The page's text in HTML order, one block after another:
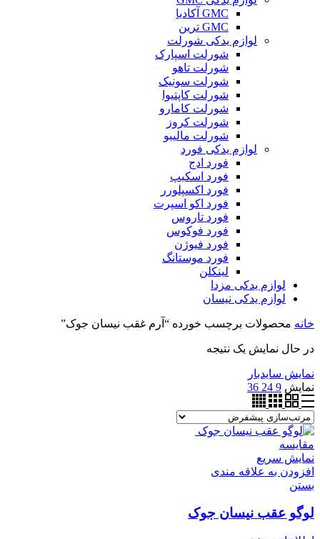
GMC آکادیا
GMC ترین
لوازم یدکی شورلت
شورلت اسپارک
شورلت تاهو
شورلت سونیک
شورلت کاپتیوا
شورلت کامارو
شورلت کروز
شورلت مالیبو
لوازم یدکی فورد
فورد ادج
فورد اسکیپ
فورد اکسپلورر
فورد اکو اسپرت
فورد تاروس
فورد فوکوس
فورد فیوژن
فورد موستانگ
لینکلن
لوازم یدکی مزدا
لوازم یدکی نیسان
خانه محصولات برچسب خورده “آرم غقب نیسان جوک”
در حال نمایش یک نتیجه
نمایش سایدبار
نمایش 9
24
36
مقایسه
نمایش سریع
افزودن به علاقه مندی
بستن
لوگو عقب نیسان جوک